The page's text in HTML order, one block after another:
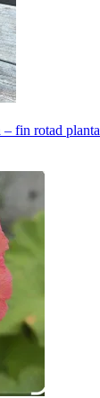
– fin rotad planta